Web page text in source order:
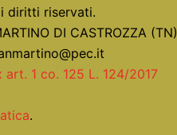
diritti riservati.
DI CASTROZZA (TN)
1 co. 125 L. 124/2017
.